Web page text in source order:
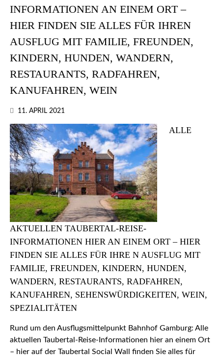
INFORMATIONEN AN EINEM ORT –
HIER FINDEN SIE ALLES FÜR IHREN
AUSFLUG MIT FAMILIE, FREUNDEN,
KINDERN, HUNDEN, WANDERN,
RESTAURANTS, RADFAHREN,
KANUFAHREN, WEIN
11. APRIL 2021
ALLE
AKTUELLEN TAUBERTAL-REISE-
INFORMATIONEN HIER AN EINEM ORT – HIER
FINDEN SIE ALLES FÜR IHRE N AUSFLUG MIT
FAMILIE, FREUNDEN, KINDERN, HUNDEN,
WANDERN, RESTAURANTS, RADFAHREN,
KANUFAHREN, SEHENSWÜRDIGKEITEN, WEIN,
SPEZIALITÄTEN
Rund um den Ausflugsmittelpunkt Bahnhof Gamburg: Alle
aktuellen Taubertal-Reise-Informationen hier an einem Ort
– hier auf der Taubertal Social Wall finden Sie alles für